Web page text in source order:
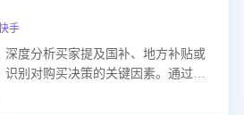
手
深度分析买家提及国补、地方补贴或
识别对购买决策的关键因素。通过AI